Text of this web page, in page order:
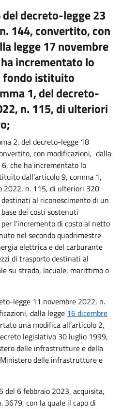
del decreto-legge 23
144, convertito, con
legge 17 novembre
incrementato lo
fondo istituito
1, del decreto-
n. 115, di ulteriori
2, del decreto-legge 18
con modificazioni, dalla
che ha incrementato lo
dall’articolo 9, comma 1,
2022, n. 115, di ulteriori 320
al riconoscimento di un
dei costi sostenuti
l’incremento di costo al netto
nel secondo quadrimestre
elettrica e del carburante
di trasporto destinati al
su strada, lacuale, marittimo o
legge 11 novembre 2022, n.
dalla legge 16 dicembre
una modifica all’articolo 2,
legislativo 30 luglio 1999,
delle infrastrutture e della
delle infrastrutture e
del 6 febbraio 2023, acquisita,
3679, con la quale il capo di